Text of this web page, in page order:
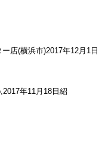
店(横浜市)2017年12月1
年11月18日紹